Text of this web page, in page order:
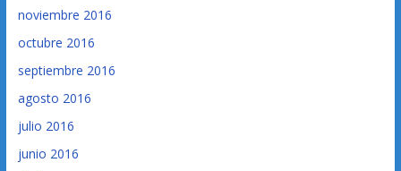
noviembre 2016
octubre 2016
septiembre 2016
agosto 2016
julio 2016
junio 2016